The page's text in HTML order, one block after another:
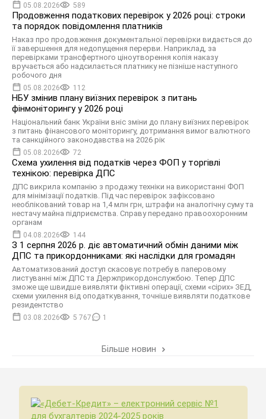
05.08.2026 589
Продовження податкових перевірок у 2026 році: строки
та порядок повідомлення платників
Наказ про продовження документальної перевірки видається до
її завершення для недопущення перерви. Наприклад, за
перевірками трансфертного ціноутворення копія наказу
вручається або надсилається платнику не пізніше наступного
робочого дня
05.08.2026 112
НБУ змінив плану виїзних перевірок з питань
фінмоніторингу у 2026 році
Національний банк України вніс зміни до плану виїзних перевірок
з питань фінансового моніторингу, дотримання вимог валютного
та санкційного законодавства на 2026 рік
05.08.2026 72
Схема ухилення від податків через ФОП у торгівлі
технікою: перевірка ДПС
ДПС викрила компанію з продажу техніки на використанні ФОП
для мінімізації податків. Під час перевірок зафіксовано
необлікований товар на 1,4 млн грн, штрафи на аналогічну суму та
нестачу майна підприємства. Справу передано правоохоронним
органам
04.08.2026 144
З 1 серпня 2026 р. діє автоматичний обмін даними між
ДПС та прикордонниками: які наслідки для громадян
Автоматизований доступ скасовує потребу в паперовому
листуванні між ДПС та Держприкордонслужбою. Тепер ДПС
зможе ще швидше виявляти фіктивні операції, схеми «сірих» ЗЕД,
схеми ухилення від оподаткування, точніше виявляти податкове
резидентство
03.08.2026 5 767 1
Більше новин